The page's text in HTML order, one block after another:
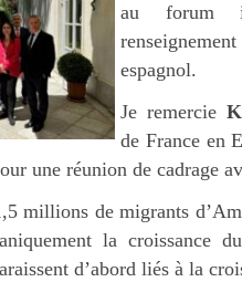
au forum
espagnol.
Je remercie
de France en
une réunion de cadrage
millions de migrants
la croissance
d’abord liés à la